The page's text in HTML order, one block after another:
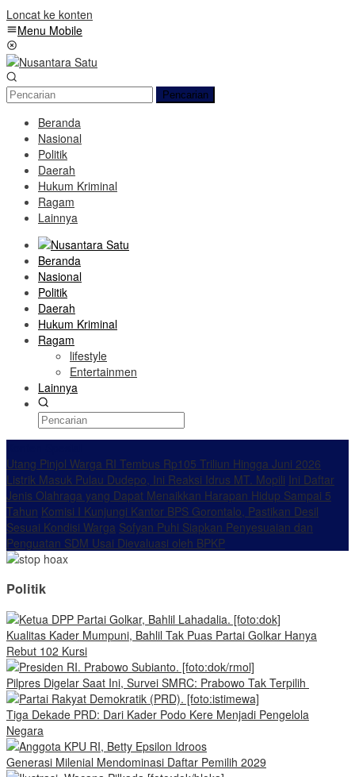
Loncat ke konten
Menu Mobile
Pencarian
Beranda
Nasional
Politik
Daerah
Hukum Kriminal
Ragam
Lainnya
Beranda
Nasional
Politik
Daerah
Hukum Kriminal
Ragam
lifestyle
Entertainmen
Lainnya
Utang Pinjol Warga RI Tembus Rp105 Triliun Hingga Juni 2026
Listrik Masuk Pulau Dudepo, Ini Reaksi Idrus MT. Mopili Ini Daftar
Jenis Olahraga yang Dapat Menaikkan Harapan Hidup Sampai 5
Tahun Komisi I Kunjungi Kantor BPS Gorontalo, Pastikan Desil
Sesuai Kondisi Warga Sofyan Puhi Siapkan Penyesuaian dan
Penguatan SDM Usai Dievaluasi oleh BPKP
Politik
Kualitas Kader Mumpuni, Bahlil Tak Puas Partai Golkar Hanya
Rebut 102 Kursi
Pilpres Digelar Saat Ini, Survei SMRC: Prabowo Tak Terpilih
Tiga Dekade PRD: Dari Kader Podo Kere Menjadi Pengelola
Negara
Generasi Milenial Mendominasi Daftar Pemilih 2029